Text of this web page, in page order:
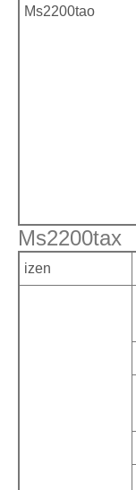
Ms2200tao
Ms2200tax
izen